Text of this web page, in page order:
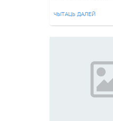
послом Евгением
Подробностей о
сообщается,
армии и
втором случае
информация и
ЧЫТАЦЬ ДАЛЕЙ